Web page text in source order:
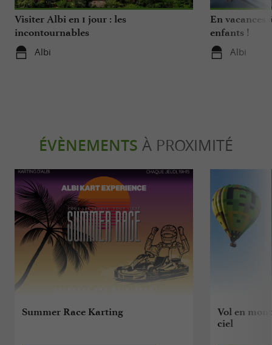
Visiter Albi en 1 jour : les
incontournables
Albi
En vacances
enfants !
Albi
ÉVÈNEMENTS À PROXIMITÉ
Summer Race Karting
Vol en
ciel